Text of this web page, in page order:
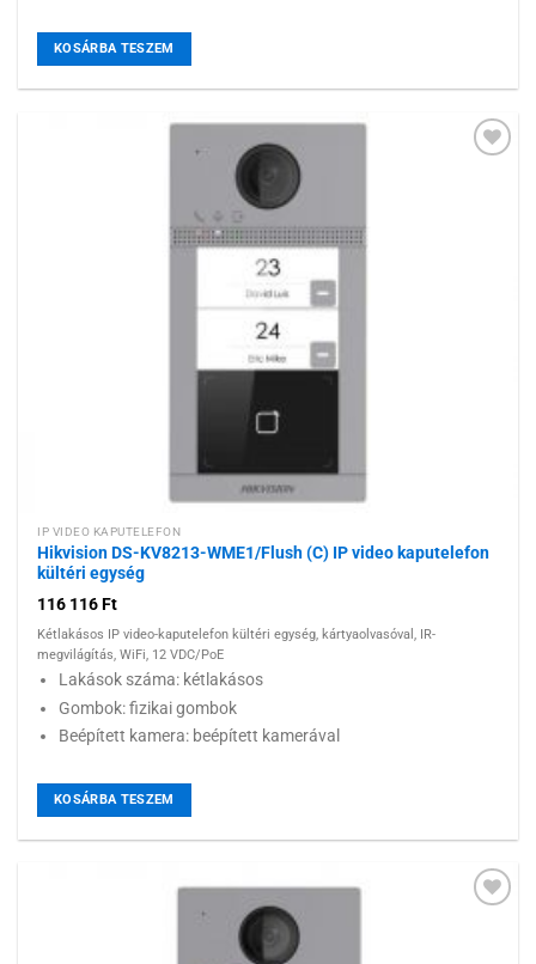
KOSÁRBA TESZEM
IP VIDEO KAPUTELEFON
Hikvision DS-KV8213-WME1/Flush (C) IP video kaputelefon
kültéri egység
116 116Ft
Kétlakásos IP video-kaputelefon kültéri egység, kártyaolvasóval, IR-
megvilágítás, WiFi, 12 VDC/PoE
Lakások száma: kétlakásos
Gombok: fizikai gombok
Beépített kamera: beépített kamerával
KOSÁRBA TESZEM